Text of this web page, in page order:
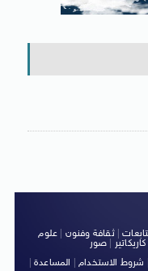
|ثقافة وفنون
علوم
كاريكاتير صور
شروط الاستخدام| المساعدة|